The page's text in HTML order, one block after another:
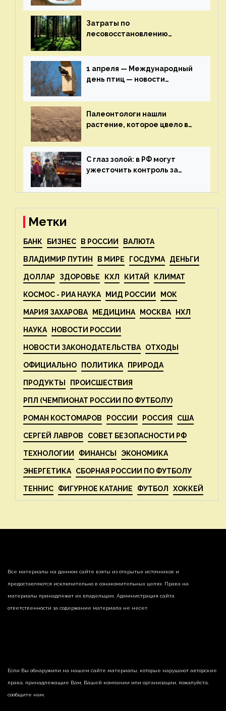
здоровье — новости
экологии на ECOportal
Затраты по
лесовосстановлению
строительства — новости
экологии на ECOportal
1 апреля — Международный
день птиц — новости
Палеонтологи нашли
растение, которое цвело в
экологии на ECOportal
С глаз золой: в РФ могут
ужесточить контроль за
— новости экологии на
Метки
БАНК БИЗНЕС В РОССИИ ВАЛЮТА
ВЛАДИМИР ПУТИН В МИРЕ ГОСДУМА ДЕНЬГИ
ДОЛЛАР ЗДОРОВЬЕ КХЛ КИТАЙ КЛИМАТ
КОСМОС - РИА НАУКА МИД РОССИИ МОК
МАРИЯ ЗАХАРОВА МЕДИЦИНА МОСКВА НХЛ
НАУКА НОВОСТИ РОССИИ
НОВОСТИ ЗАКОНОДАТЕЛЬСТВА ОТХОДЫ
ОФИЦИАЛЬНО ПОЛИТИКА ПРИРОДА
ПРОДУКТЫ ПРОИСШЕСТВИЯ
РПЛ (ЧЕМПИОНАТ РОССИИ ПО ФУТБОЛУ)
РОМАН КОСТОМАРОВ РОССИИ РОССИЯ США
СЕРГЕЙ ЛАВРОВ СОВЕТ БЕЗОПАСНОСТИ РФ
ТЕХНОЛОГИИ ФИНАНСЫ ЭКОНОМИКА
ЭНЕРГЕТИКА СБОРНАЯ РОССИИ ПО ФУТБОЛУ
ТЕННИС ФИГУРНОЕ КАТАНИЕ ФУТБОЛ ХОККЕЙ
Все материалы на данном сайте взяты из открытых источников и
предоставляются исключительно в ознакомительных целях. Права на
материалы принадлежат их владельцам. Администрация сайта
ответственности за содержание материала не несет.
Если Вы обнаружили на нашем сайте материалы, которые нарушают авторские
права, принадлежащие Вам, Вашей компании или организации, пожалуйста,
сообщите нам.